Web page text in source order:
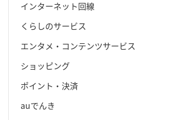
インターネット回線
くらしのサービス
エンタメ・コンテンツサービス
ショッピング
ポイント・決済
auでんき